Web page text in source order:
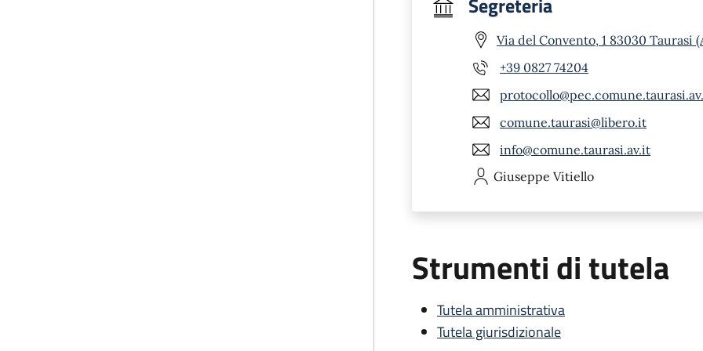
Via del Convento, 1 83030 Taurasi
+39 0827 74204
comune.taurasi@libero.it
info@comune.taurasi.av.it
Giuseppe Vitiello
Strumenti di tutela
Tutela amministrativa
Tutela giurisdizionale